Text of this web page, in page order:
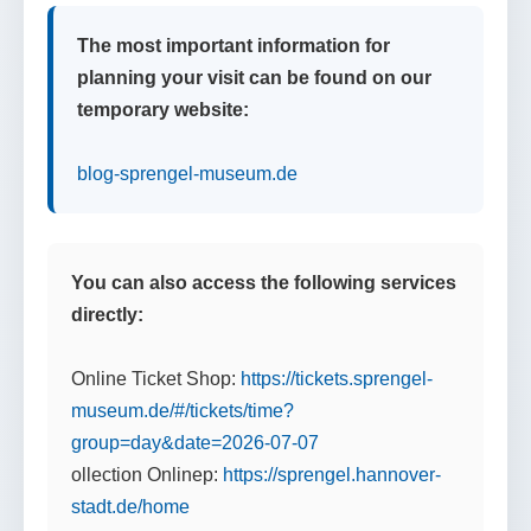
The most important information for
planning your visit can be found on our
temporary website:
blog-sprengel-museum.de
You can also access the following services
directly:
Online Ticket Shop: https://tickets.sprengel-
museum.de/#/tickets/time?
group=day&date=2026-07-07
ollection Onlinep: https://sprengel.hannover-
stadt.de/home